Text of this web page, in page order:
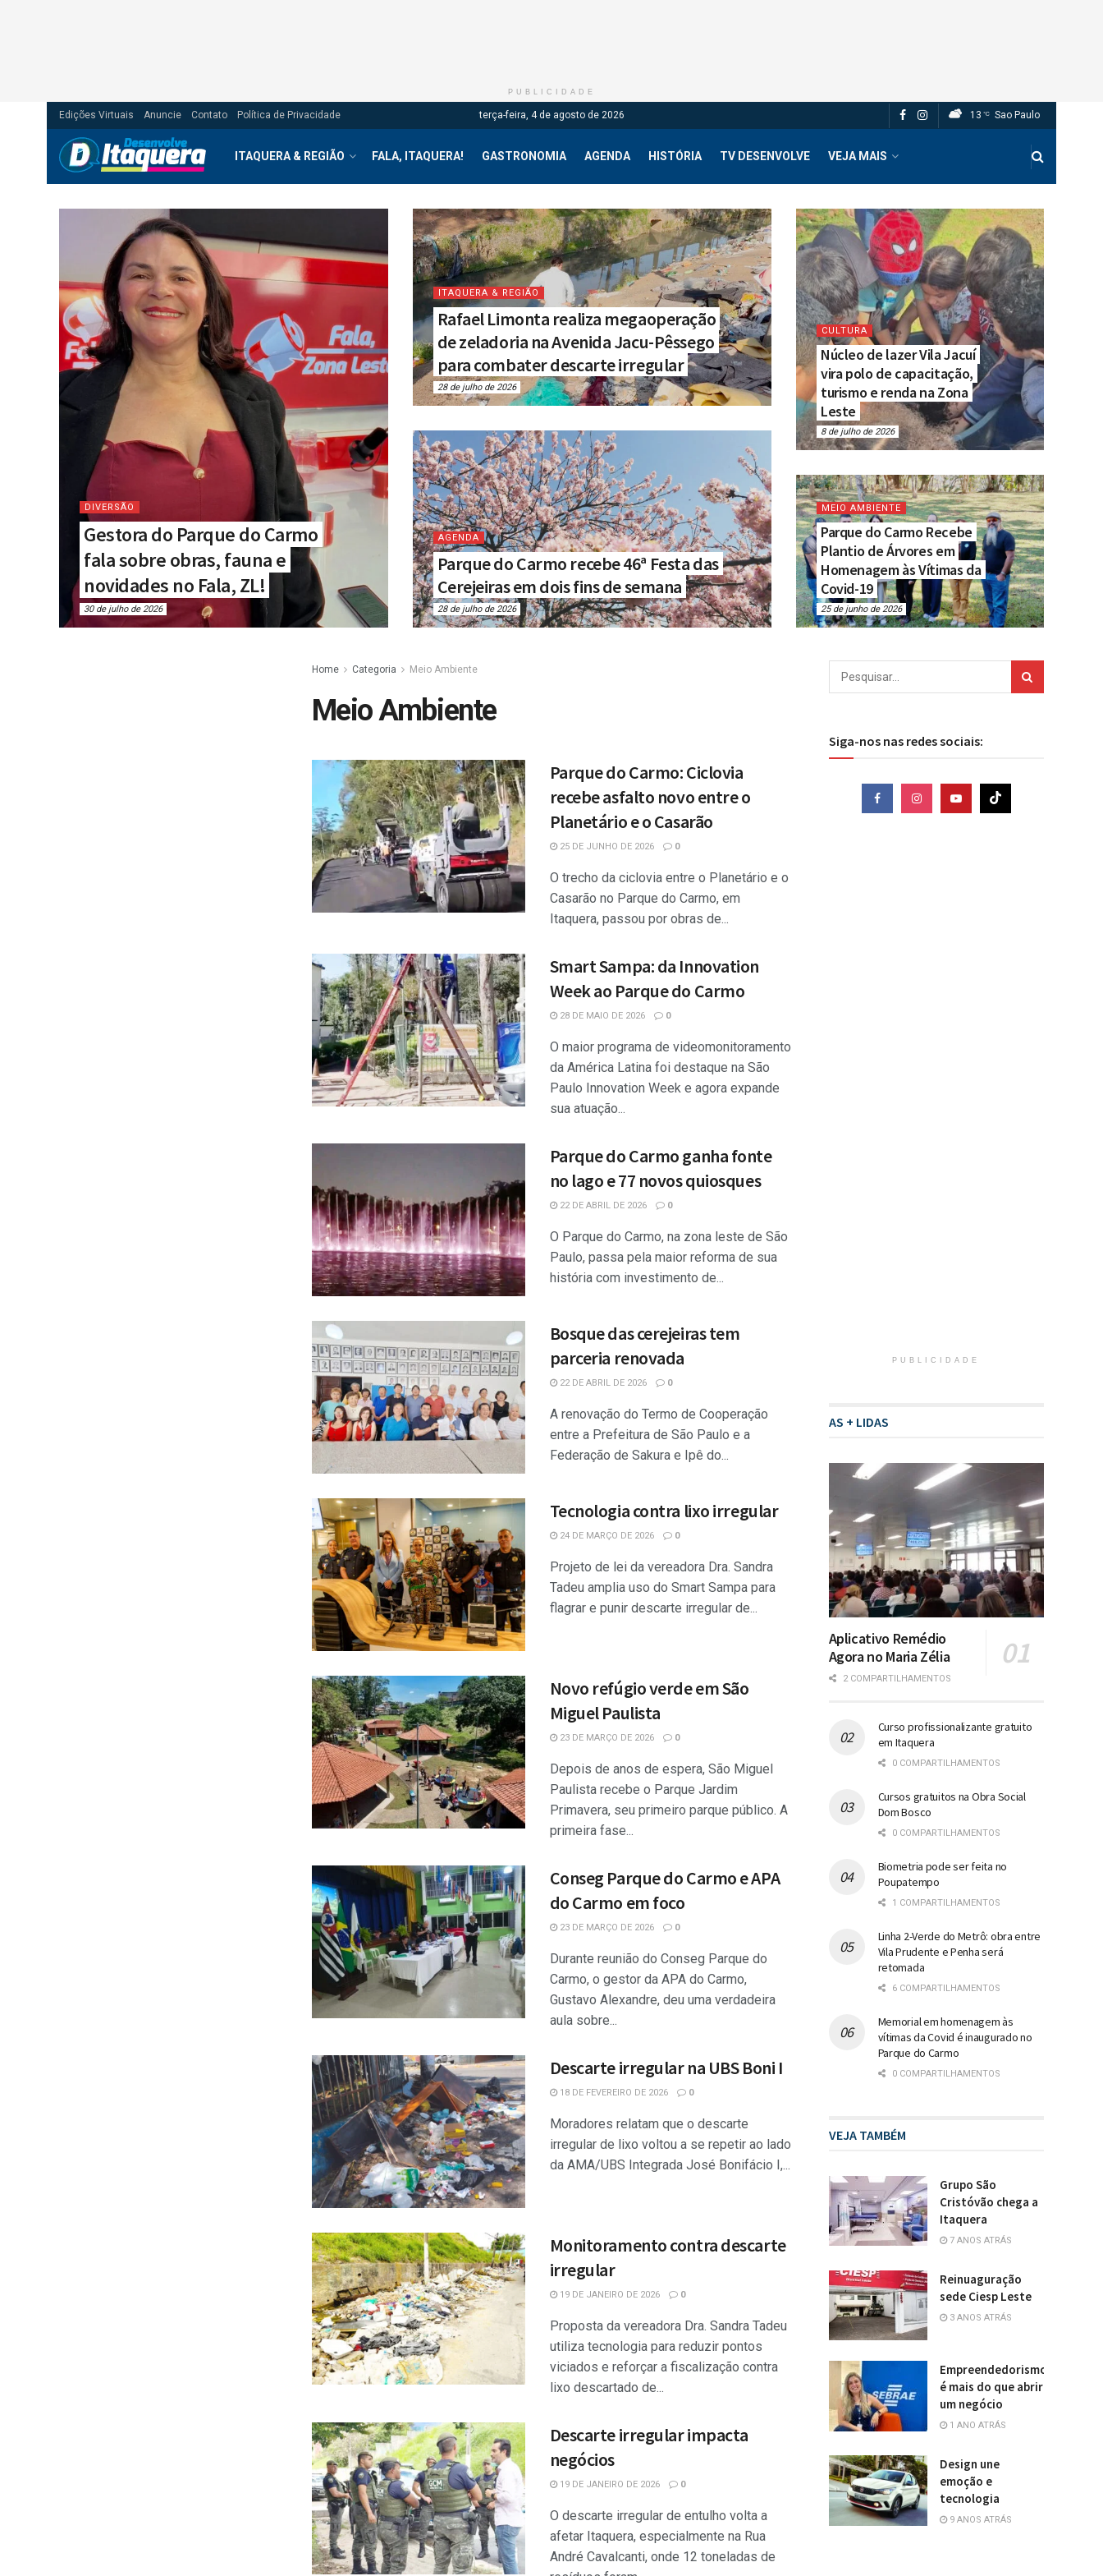
PUBLICIDADE
Edições Virtuais Anuncie Contato Política de Privacidade terça-feira, 4 de agosto de 2026 13 °C Sao Paulo
ITAQUERA & REGIÃO FALA, ITAQUERA! GASTRONOMIA AGENDA HISTÓRIA TV DESENVOLVE VEJA MAIS
DIVERSÃO
Gestora do Parque do Carmo
fala sobre obras, fauna e
novidades no Fala, ZL!
30 de julho de 2026
ITAQUERA & REGIÃO
Rafael Limonta realiza megaoperação
de zeladoria na Avenida Jacu-Pêssego
para combater descarte irregular
28 de julho de 2026
AGENDA
Parque do Carmo recebe 46ª Festa das
Cerejeiras em dois fins de semana
28 de julho de 2026
CULTURA
Núcleo de lazer Vila Jacuí
vira polo de capacitação,
turismo e renda na Zona
Leste
8 de julho de 2026
MEIO AMBIENTE
Parque do Carmo Recebe
Plantio de Árvores em
Homenagem às Vítimas da
Covid-19
25 de junho de 2026
Home Categoria Meio Ambiente
Meio Ambiente
Parque do Carmo: Ciclovia
recebe asfalto novo entre o
Planetário e o Casarão
25 DE JUNHO DE 2026 0
O trecho da ciclovia entre o Planetário e o
Casarão no Parque do Carmo, em
Itaquera, passou por obras de...
Smart Sampa: da Innovation
Week ao Parque do Carmo
28 DE MAIO DE 2026 0
O maior programa de videomonitoramento
da América Latina foi destaque na São
Paulo Innovation Week e agora expande
sua atuação...
Parque do Carmo ganha fonte
no lago e 77 novos quiosques
22 DE ABRIL DE 2026 0
O Parque do Carmo, na zona leste de São
Paulo, passa pela maior reforma de sua
história com investimento de...
Bosque das cerejeiras tem
parceria renovada
22 DE ABRIL DE 2026 0
A renovação do Termo de Cooperação
entre a Prefeitura de São Paulo e a
Federação de Sakura e Ipê do...
Tecnologia contra lixo irregular
24 DE MARÇO DE 2026 0
Projeto de lei da vereadora Dra. Sandra
Tadeu amplia uso do Smart Sampa para
flagrar e punir descarte irregular de...
Novo refúgio verde em São
Miguel Paulista
23 DE MARÇO DE 2026 0
Depois de anos de espera, São Miguel
Paulista recebe o Parque Jardim
Primavera, seu primeiro parque público. A
primeira fase...
Conseg Parque do Carmo e APA
do Carmo em foco
23 DE MARÇO DE 2026 0
Durante reunião do Conseg Parque do
Carmo, o gestor da APA do Carmo,
Gustavo Alexandre, deu uma verdadeira
aula sobre...
Descarte irregular na UBS Boni I
18 DE FEVEREIRO DE 2026 0
Moradores relatam que o descarte
irregular de lixo voltou a se repetir ao lado
da AMA/UBS Integrada José Bonifácio I,...
Monitoramento contra descarte
irregular
19 DE JANEIRO DE 2026 0
Proposta da vereadora Dra. Sandra Tadeu
utiliza tecnologia para reduzir pontos
viciados e reforçar a fiscalização contra
lixo descartado de...
Descarte irregular impacta
negócios
19 DE JANEIRO DE 2026 0
O descarte irregular de entulho volta a
afetar Itaquera, especialmente na Rua
André Cavalcanti, onde 12 toneladas de
Siga-nos nas redes sociais:
PUBLICIDADE
AS + LIDAS
Aplicativo Remédio
Agora no Maria Zélia
2 COMPARTILHAMENTOS
Curso profissionalizante gratuito
em Itaquera
0 COMPARTILHAMENTOS
Cursos gratuitos na Obra Social
Dom Bosco
0 COMPARTILHAMENTOS
Biometria pode ser feita no
Poupatempo
1 COMPARTILHAMENTOS
Linha 2-Verde do Metrô: obra entre
Vila Prudente e Penha será
retomada
6 COMPARTILHAMENTOS
Memorial em homenagem às
vítimas da Covid é inaugurado no
Parque do Carmo
0 COMPARTILHAMENTOS
VEJA TAMBÉM
Grupo São
Cristóvão chega a
Itaquera
7 ANOS ATRÁS
Reinuaguração
sede Ciesp Leste
3 ANOS ATRÁS
Empreendedorismo
é mais do que abrir
um negócio
1 ANO ATRÁS
Design une
emoção e
tecnologia
9 ANOS ATRÁS